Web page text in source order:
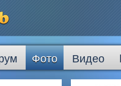
Фото Видео